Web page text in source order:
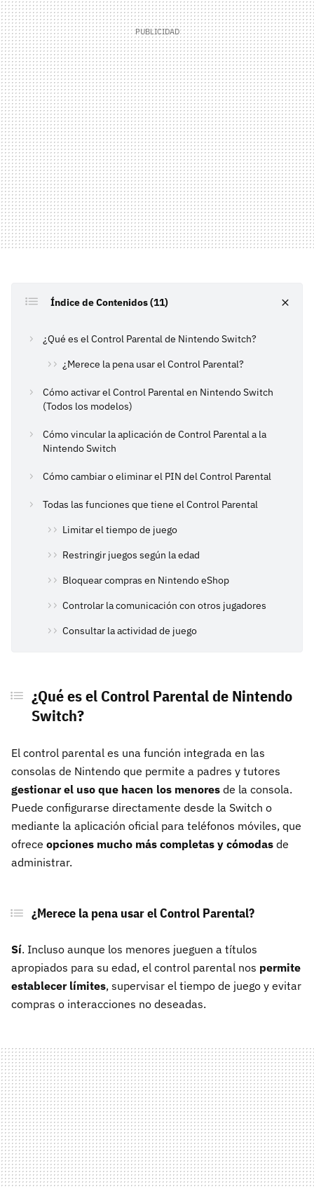
Índice de Contenidos (11)
¿Qué es el Control Parental de Nintendo Switch?
¿Merece la pena usar el Control Parental?
Cómo activar el Control Parental en Nintendo Switch
(Todos los modelos)
Cómo vincular la aplicación de Control Parental a la
Nintendo Switch
Cómo cambiar o eliminar el PIN del Control Parental
Todas las funciones que tiene el Control Parental
Limitar el tiempo de juego
Restringir juegos según la edad
Bloquear compras en Nintendo eShop
Controlar la comunicación con otros jugadores
Consultar la actividad de juego
¿Qué es el Control Parental de Nintendo
Switch?
El control parental es una función integrada en las
consolas de Nintendo que permite a padres y tutores
gestionar el uso que hacen los menores de la consola.
Puede configurarse directamente desde la Switch o
mediante la aplicación oficial para teléfonos móviles, que
ofrece opciones mucho más completas y cómodas de
administrar.
¿Merece la pena usar el Control Parental?
Sí. Incluso aunque los menores jueguen a títulos
apropiados para su edad, el control parental nos permite
establecer límites, supervisar el tiempo de juego y evitar
compras o interacciones no deseadas.